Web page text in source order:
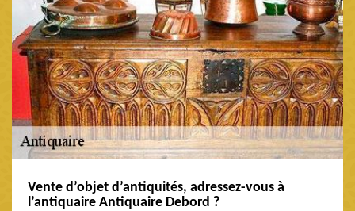
Vente d’objet d’antiquités, adressez-vous à
l’antiquaire Antiquaire Debord ?